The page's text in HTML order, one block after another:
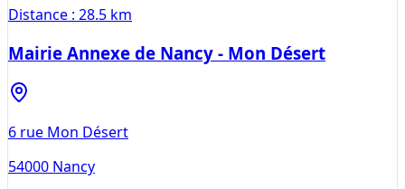
Distance : 28.5 km
Mairie Annexe de Nancy - Mon Désert
6 rue Mon Désert
54000 Nancy